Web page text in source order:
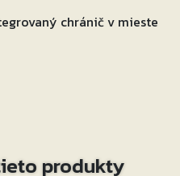
chránič v mieste
radičky.
zipsu a šnúrok.
produkty